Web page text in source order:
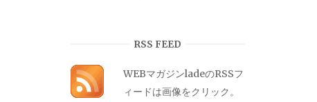
RSS FEED
WEBマガジンladeのRSSフ
ィードは画像をクリック。